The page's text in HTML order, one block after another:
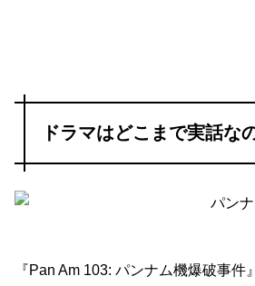
ドラマはどこまで実話な
『Pan Am 103: パンナム機爆破事